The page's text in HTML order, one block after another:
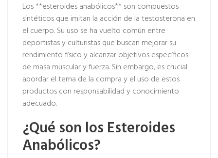
Los **esteroides anabólicos** son compuestos
sintéticos que imitan la acción de la testosterona en
el cuerpo. Su uso se ha vuelto común entre
deportistas y culturistas que buscan mejorar su
rendimiento físico y alcanzar objetivos específicos
de masa muscular y fuerza. Sin embargo, es crucial
abordar el tema de la compra y el uso de estos
productos con responsabilidad y conocimiento
adecuado.
¿Qué son los Esteroides
Anabólicos?